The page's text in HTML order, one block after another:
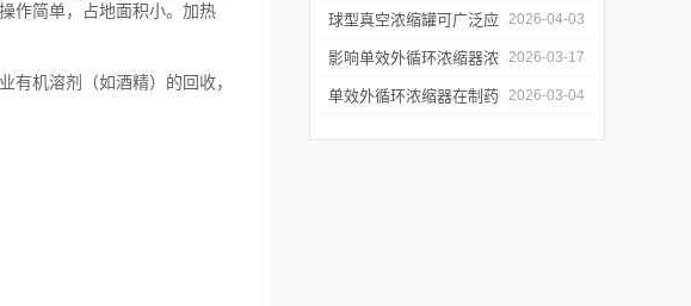
波提取罐的结构特点解析
球型真空浓缩罐可广泛应
用于哪些行业？应用优势
有哪些？
2026-04-03
影响单效外循环浓缩器浓
缩效果、物料纯度的关键
2026-03-17
单效外循环浓缩器在制药 2026-03-04
作简单，占地面积小。加热
机溶剂（如酒精）的回收，